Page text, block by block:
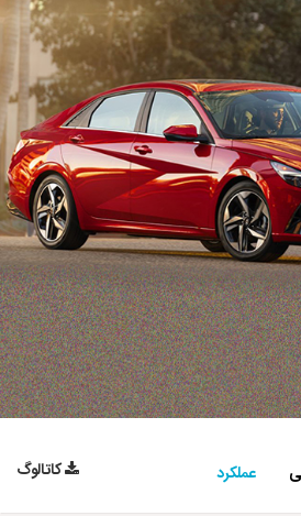
عملکرد کاتالوگ